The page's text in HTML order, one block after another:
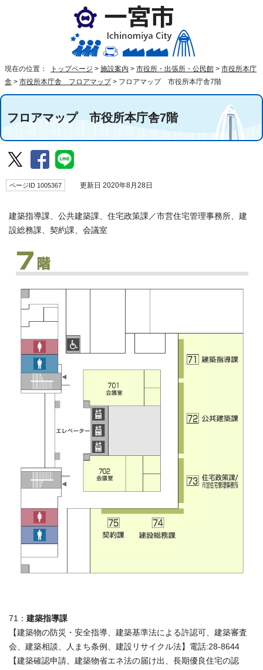
現在の位置： トップページ > 施設案内 > 市役所・出張所・公民館 > 市役所本庁
舎 > 市役所本庁舎 フロアマップ> フロアマップ 市役所本庁舎7階
フロアマップ 市役所本庁舎7階
ページID 1005367 更新日 2020年8月28日
建築指導課、公共建築課、住宅政策課／市営住宅管理事務所、建
設総務課、契約課、会議室
71： 建築指導課
【建築物の防災・安全指導、建築基準法による許認可、建築審査
会、建築相談、人まち条例、建設リサイクル法】電話:28-8644
【建築確認申請、建築物省エネ法の届け出、長期優良住宅の認